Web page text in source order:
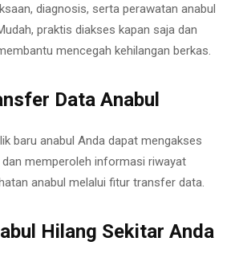
diagnosis, serta perawatan anabul
praktis diakses kapan saja dan
mencegah kehilangan berkas.
Data Anabul
baru anabul Anda dapat mengakses
dan memperoleh informasi riwayat
anabul melalui fitur transfer data.
Hilang Sekitar Anda